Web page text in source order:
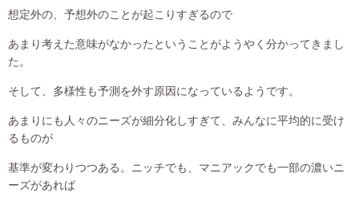
想定外の、予想外のことが起こりすぎるので
あまり考えた意味がなかったということがようやく分かってきまし
た。
そして、多様性も予測を外す原因になっているようです。
あまりにも人々のニーズが細分化しすぎて、みんなに平均的に受け
るものが
基準が変わりつつある。ニッチでも、マニアックでも一部の濃いニ
ーズがあれば